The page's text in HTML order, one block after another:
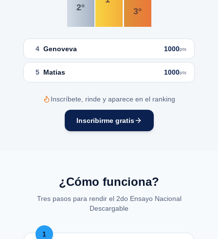
2°
3°
4 Genoveva 1000pts
5 Matias 1000pts
Inscríbete, rinde y aparece en el ranking
Inscribirme gratis
¿Cómo funciona?
Tres pasos para rendir el 2do Ensayo Nacional
Descargable
1